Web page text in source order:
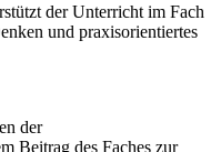
der Unterricht im Fach
und praxisorientiertes
der
Beitrag des Faches zur